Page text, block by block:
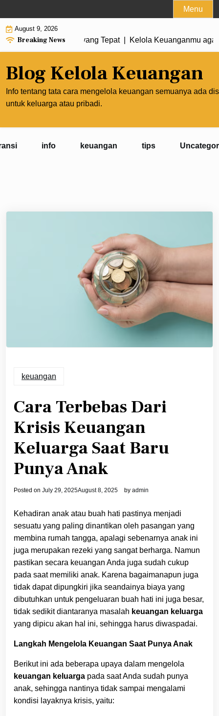
to
content
Menu
August 9, 2026
Breaking News
Prioritas yang Tepat |Kelola Keuanganmu agar
Blog Kelola Keuangan
Info tentang tata cara mengelola keuangan semuanya ada
untuk keluarga atau pribadi.
info keuangan tips
keuangan
Cara Terbebas Dari
Krisis Keuangan
Keluarga Saat Baru
Punya Anak
Posted on July 29, 2025August 8, 2025 by admin
Kehadiran anak atau buah hati pastinya menjadi
sesuatu yang paling dinantikan oleh pasangan yang
membina rumah tangga, apalagi sebenarnya anak ini
juga merupakan rezeki yang sangat berharga. Namun
pastikan secara keuangan Anda juga sudah cukup
pada saat memiliki anak. Karena bagaimanapun juga
tidak dapat dipungkiri jika seandainya biaya yang
dibutuhkan untuk pengeluaran buah hati ini juga besar,
tidak sedikit diantaranya masalah keuangan keluarga
yang dipicu akan hal ini, sehingga harus diwaspadai.
Langkah Mengelola Keuangan Saat Punya Anak
Berikut ini ada beberapa upaya dalam mengelola
keuangan keluarga pada saat Anda sudah punya
anak, sehingga nantinya tidak sampai mengalami
kondisi layaknya krisis, yaitu: